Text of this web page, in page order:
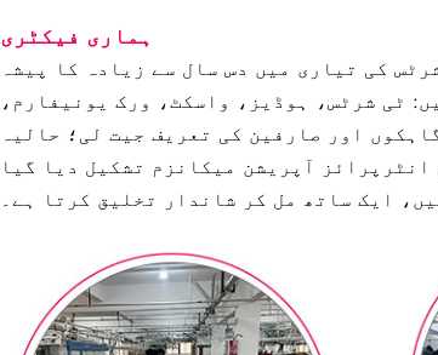
ہماری فیکٹری
کے قیام کے بعد سے، اب تک ٹی شرٹس کی تیاری میں دس سال سے زیادہ کا پیشہ
ٹی شرٹس، ہوڈیز، واسکٹ، ورک یونیفارم،
اور صارفین کی تعریف جیت لی؛ حالیہ
آپریشن میکانزم تشکیل دیا گیا
ایک ساتھ مل کر شاندار تخلیق کرتا ہے۔